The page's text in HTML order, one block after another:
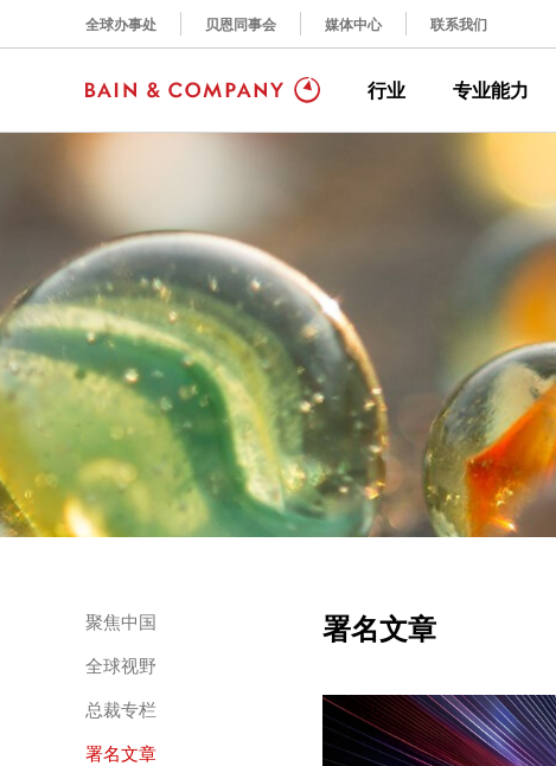
全球办事处 贝恩同事会 媒体中心 联系我们
行业 专业能力
聚焦中国
全球视野
总裁专栏
署名文章
署名文章